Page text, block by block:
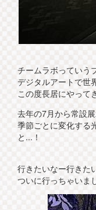
チームラボっていう
デジタルアートで世
この度長居にやって
去年の7月から常設
季節ごとに変化する
と...！
行きたいなー行きた
ついに行っちゃいま